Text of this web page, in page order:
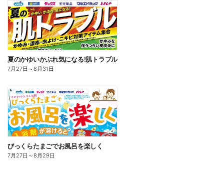
夏のかゆいかぶれ気になる!肌トラブル
7月27日 ～8月31日
びっくらたまごでお風呂を楽しく
7月27日 ～8月29日